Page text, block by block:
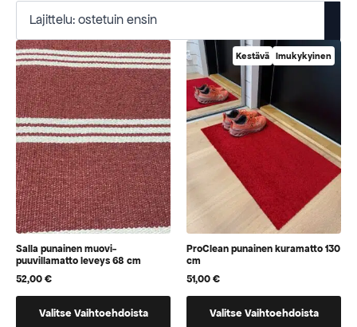
Salla punainen muovi-
puuvillamatto leveys 68 cm
52,00€
Valitse Vaihtoehdoista
Kestävä Imukykyinen
ProClean punainen kuramatto 130
cm
51,00€
Valitse Vaihtoehdoista